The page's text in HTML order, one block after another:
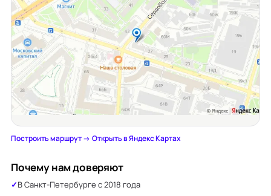
Построить маршрут →·Открыть в Яндекс Картах
Почему нам доверяют
В Санкт-Петербурге с 2018 года